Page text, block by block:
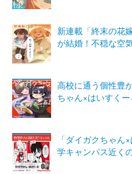
新連載「終末の花
が結婚！不穏な空
高校に通う個性豊
ちゃん×はいすく
「ダイガクちゃ
学キャンパス近く